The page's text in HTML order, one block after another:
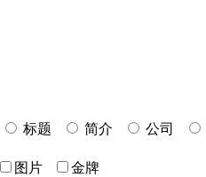
标题 简介 公司
图片
金牌